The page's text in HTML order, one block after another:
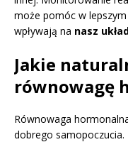
może pomóc w
wpływają na nasz
Jakie
równowagę
Równowaga
dobrego